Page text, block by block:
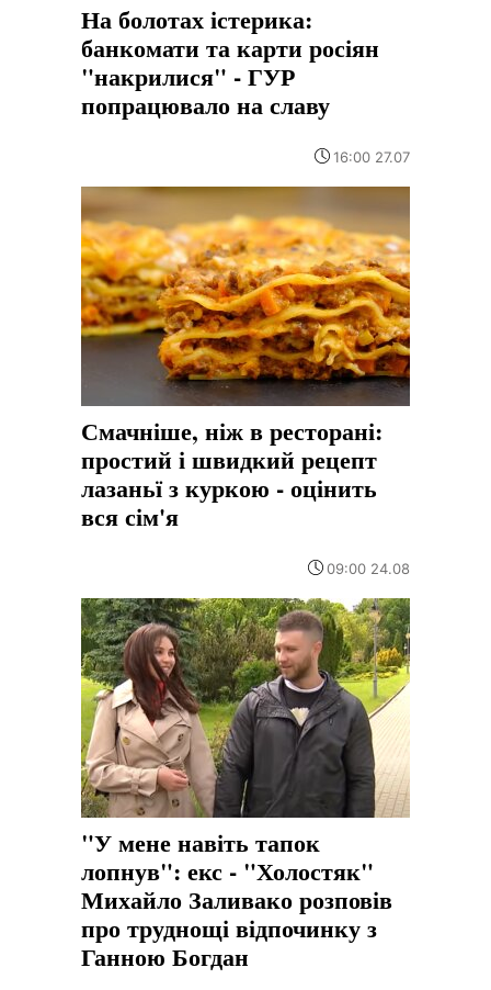
На болотах істерика:
банкомати та карти росіян
"накрилися" - ГУР
попрацювало на славу
16:00 27.07
Смачніше, ніж в ресторані:
простий і швидкий рецепт
лазаньї з куркою - оцінить
вся сім'я
09:00 24.08
"У мене навіть тапок
лопнув": екс - "Холостяк"
Михайло Заливако розповів
про труднощі відпочинку з
Ганною Богдан